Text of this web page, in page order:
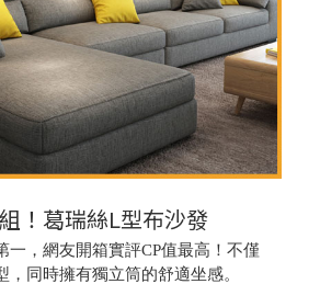
！葛瑞絲L型布沙發
一，網友開箱實評CP值最高！不僅
，同時擁有獨立筒的舒適坐感。